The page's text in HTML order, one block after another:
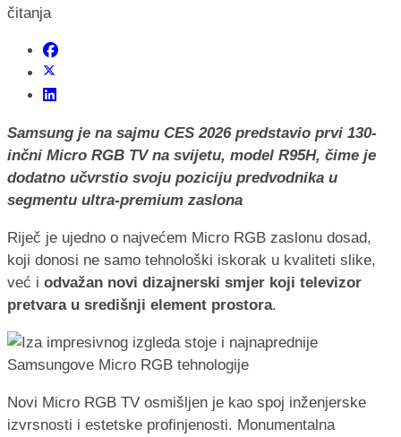
čitanja
Samsung je na sajmu CES 2026 predstavio prvi 130-
inčni Micro RGB TV na svijetu, model R95H, čime je
dodatno učvrstio svoju poziciju predvodnika u
segmentu ultra-premium zaslona
Riječ je ujedno o najvećem Micro RGB zaslonu dosad,
koji donosi ne samo tehnološki iskorak u kvaliteti slike,
već i odvažan novi dizajnerski smjer koji televizor
pretvara u središnji element prostora.
Novi Micro RGB TV osmišljen je kao spoj inženjerske
izvrsnosti i estetske profinjenosti. Monumentalna